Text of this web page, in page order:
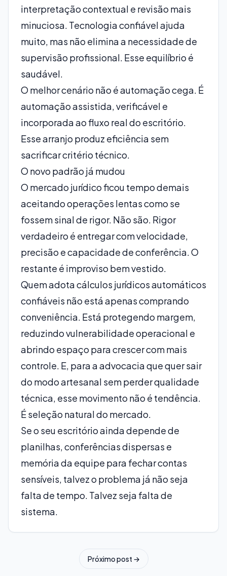
interpretação contextual e revisão mais
minuciosa. Tecnologia confiável ajuda
muito, mas não elimina a necessidade de
supervisão profissional. Esse equilíbrio é
saudável.
O melhor cenário não é automação cega. É
automação assistida, verificável e
incorporada ao fluxo real do escritório.
Esse arranjo produz eficiência sem
sacrificar critério técnico.
O novo padrão já mudou
O mercado jurídico ficou tempo demais
aceitando operações lentas como se
fossem sinal de rigor. Não são. Rigor
verdadeiro é entregar com velocidade,
precisão e capacidade de conferência. O
restante é improviso bem vestido.
Quem adota cálculos jurídicos automáticos
confiáveis não está apenas comprando
conveniência. Está protegendo margem,
reduzindo vulnerabilidade operacional e
abrindo espaço para crescer com mais
controle. E, para a advocacia que quer sair
do modo artesanal sem perder qualidade
técnica, esse movimento não é tendência.
É seleção natural do mercado.
Se o seu escritório ainda depende de
planilhas, conferências dispersas e
memória da equipe para fechar contas
sensíveis, talvez o problema já não seja
falta de tempo. Talvez seja falta de
sistema.
Próximo post →